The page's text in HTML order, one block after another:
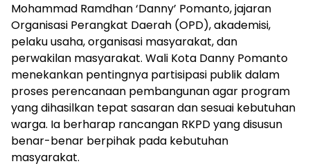
Mohammad Ramdhan ‘Danny’ Pomanto, jajaran
Organisasi Perangkat Daerah (OPD), akademisi,
pelaku usaha, organisasi masyarakat, dan
perwakilan masyarakat. Wali Kota Danny Pomanto
menekankan pentingnya partisipasi publik dalam
proses perencanaan pembangunan agar program
yang dihasilkan tepat sasaran dan sesuai kebutuhan
warga. Ia berharap rancangan RKPD yang disusun
benar-benar berpihak pada kebutuhan
masyarakat.